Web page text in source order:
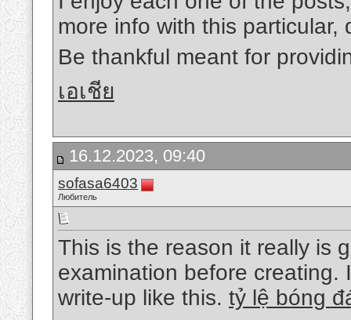
more info with this
Be thankful meant for
เอเชีย
16.12.2023, 09:40
sofasa6403
Любитель
This is the reason it really is
examination before creating.
write-up like this. tỷ lệ bóng